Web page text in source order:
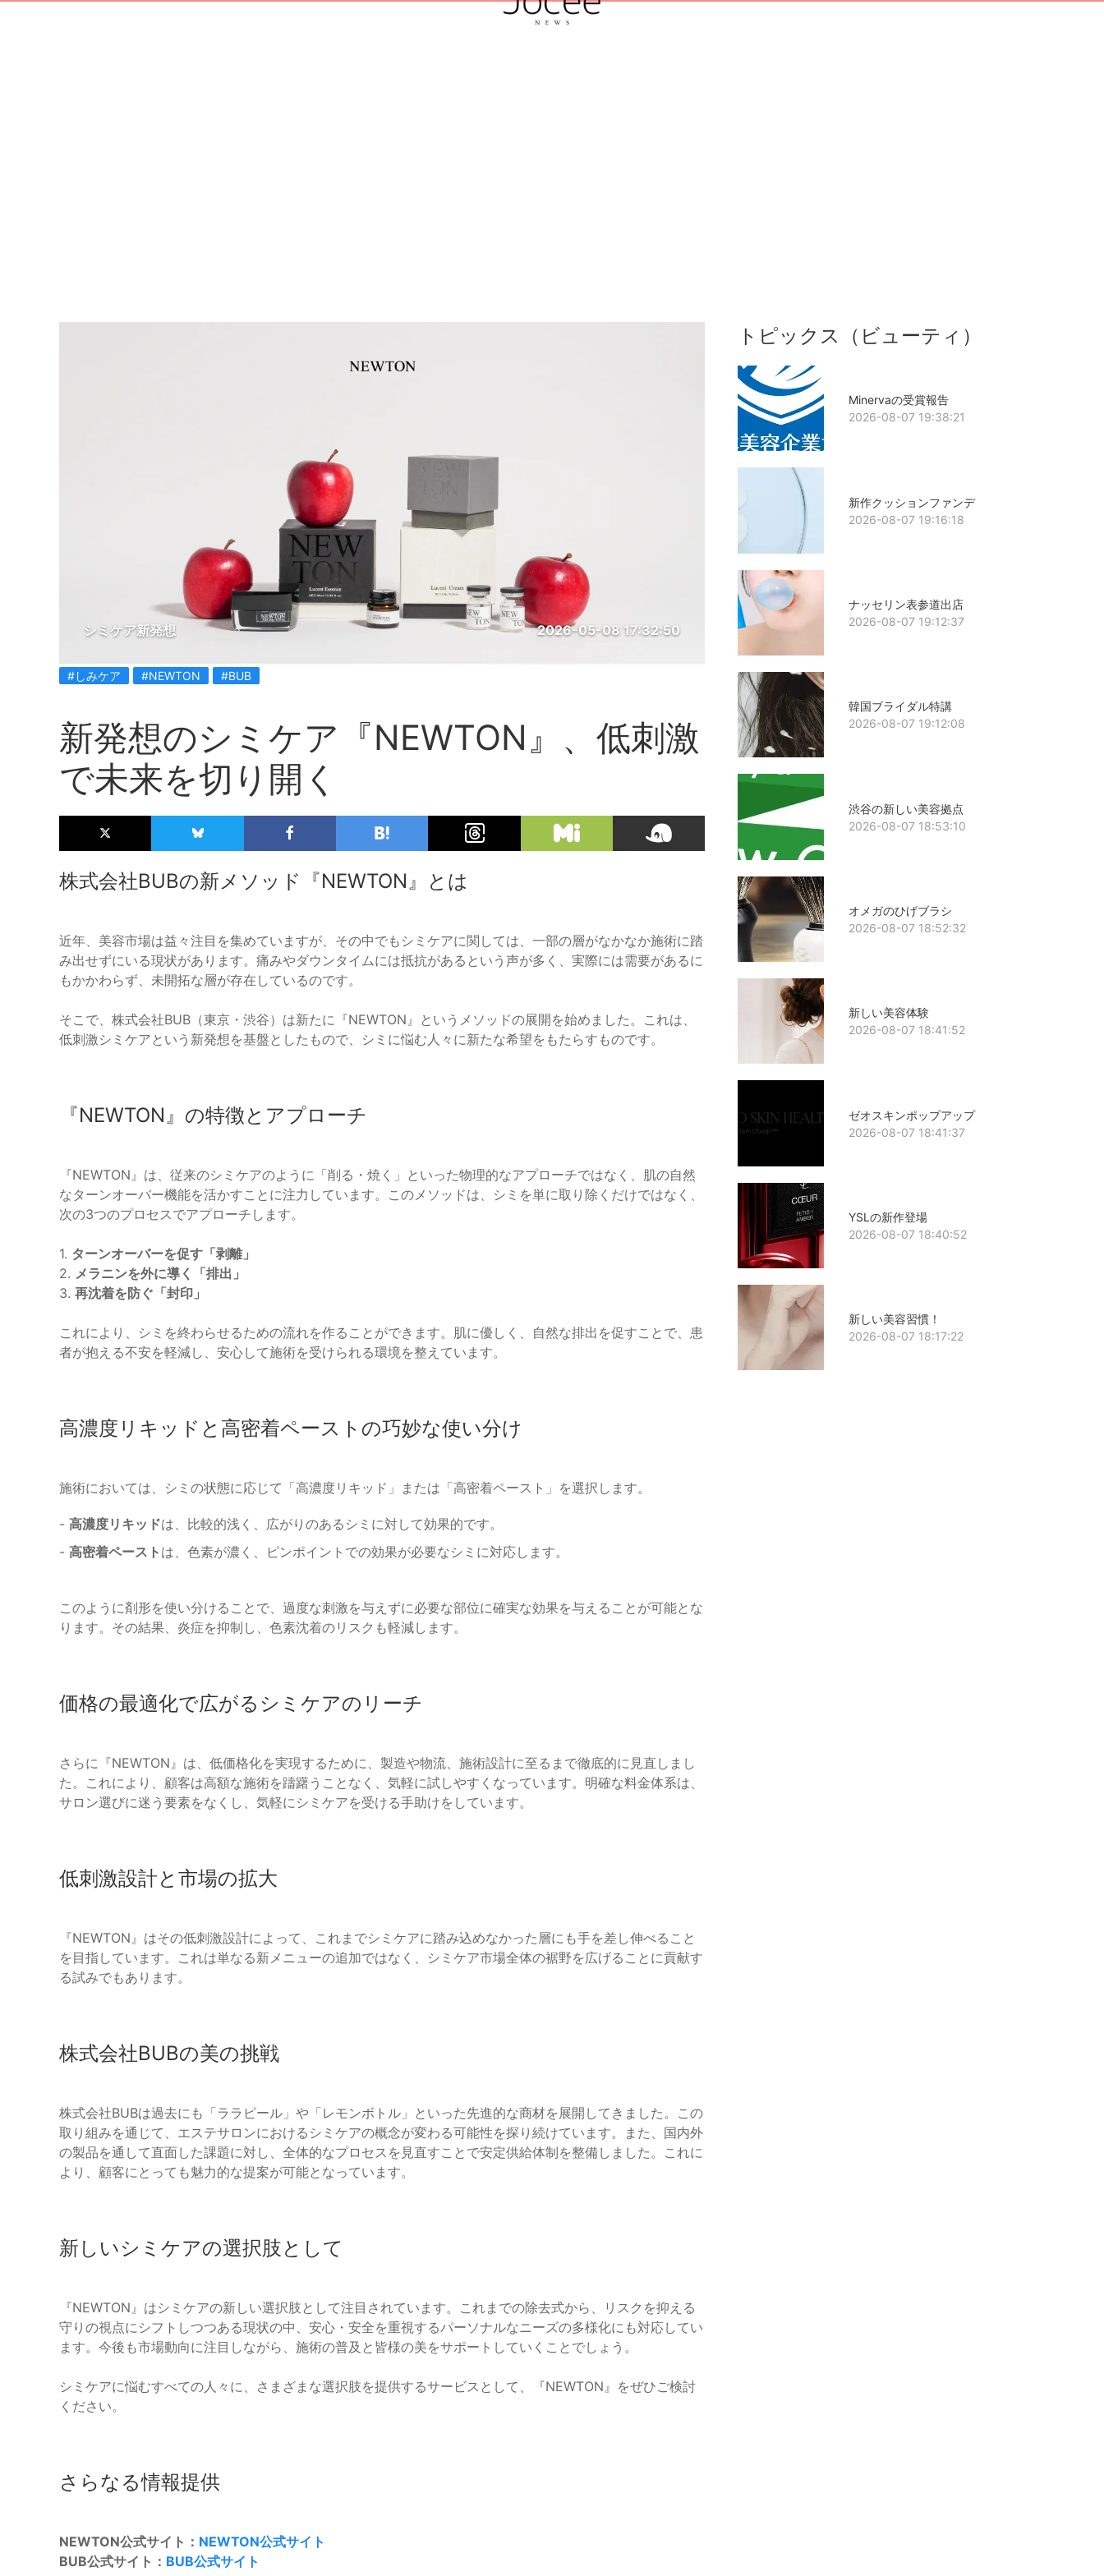
シミケア新発想 2026-05-08 17:32:50
#しみケア #NEWTON #BUB
新発想のシミケア『NEWTON』、低刺激
で未来を切り開く
株式会社BUBの新メソッド『NEWTON』とは
近年、美容市場は益々注目を集めていますが、その中でもシミケアに関しては、一部の層がなかなか施術に踏
み出せずにいる現状があります。痛みやダウンタイムには抵抗があるという声が多く、実際には需要があるに
もかかわらず、未開拓な層が存在しているのです。
そこで、株式会社BUB（東京・渋谷）は新たに『NEWTON』というメソッドの展開を始めました。これは、
低刺激シミケアという新発想を基盤としたもので、シミに悩む人々に新たな希望をもたらすものです。
『NEWTON』の特徴とアプローチ
『NEWTON』は、従来のシミケアのように「削る・焼く」といった物理的なアプローチではなく、肌の自然
なターンオーバー機能を活かすことに注力しています。このメソッドは、シミを単に取り除くだけではなく、
次の3つのプロセスでアプローチします。
1. ターンオーバーを促す「剥離」
2. メラニンを外に導く「排出」
3. 再沈着を防ぐ「封印」
これにより、シミを終わらせるための流れを作ることができます。肌に優しく、自然な排出を促すことで、患
者が抱える不安を軽減し、安心して施術を受けられる環境を整えています。
高濃度リキッドと高密着ペーストの巧妙な使い分け
施術においては、シミの状態に応じて「高濃度リキッド」または「高密着ペースト」を選択します。
- 高濃度リキッドは、比較的浅く、広がりのあるシミに対して効果的です。
- 高密着ペースト は、色素が濃く、ピンポイントでの効果が必要なシミに対応します。
このように剤形を使い分けることで、過度な刺激を与えずに必要な部位に確実な効果を与えることが可能とな
ります。その結果、炎症を抑制し、色素沈着のリスクも軽減します。
価格の最適化で広がるシミケアのリーチ
さらに『NEWTON』は、低価格化を実現するために、製造や物流、施術設計に至るまで徹底的に見直しまし
た。これにより、顧客は高額な施術を躊躇うことなく、気軽に試しやすくなっています。明確な料金体系は、
サロン選びに迷う要素をなくし、気軽にシミケアを受ける手助けをしています。
低刺激設計と市場の拡大
『NEWTON』はその低刺激設計によって、これまでシミケアに踏み込めなかった層にも手を差し伸べること
を目指しています。これは単なる新メニューの追加ではなく、シミケア市場全体の裾野を広げることに貢献す
る試みでもあります。
株式会社BUBの美の挑戦
株式会社BUBは過去にも「ララピール」や「レモンボトル」といった先進的な商材を展開してきました。この
取り組みを通じて、エステサロンにおけるシミケアの概念が変わる可能性を探り続けています。また、国内外
の製品を通して直面した課題に対し、全体的なプロセスを見直すことで安定供給体制を整備しました。これに
より、顧客にとっても魅力的な提案が可能となっています。
新しいシミケアの選択肢として
『NEWTON』はシミケアの新しい選択肢として注目されています。これまでの除去式から、リスクを抑える
守りの視点にシフトしつつある現状の中、安心・安全を重視するパーソナルなニーズの多様化にも対応してい
ます。今後も市場動向に注目しながら、施術の普及と皆様の美をサポートしていくことでしょう。
シミケアに悩むすべての人々に、さまざまな選択肢を提供するサービスとして、『NEWTON』をぜひご検討
ください。
さらなる情報提供
NEWTON公式サイト： NEWTON公式サイト
BUB公式サイト： BUB公式サイト
トピックス（ビューティ）
Minervaの受賞報告
2026-08-07 19:38:21
新作クッションファンデ
2026-08-07 19:16:18
ナッセリン表参道出店
2026-08-07 19:12:37
韓国ブライダル特講
2026-08-07 19:12:08
渋谷の新しい美容拠点
2026-08-07 18:53:10
オメガのひげブラシ
2026-08-07 18:52:32
新しい美容体験
2026-08-07 18:41:52
ゼオスキンポップアップ
2026-08-07 18:41:37
YSLの新作登場
2026-08-07 18:40:52
新しい美容習慣！
2026-08-07 18:17:22